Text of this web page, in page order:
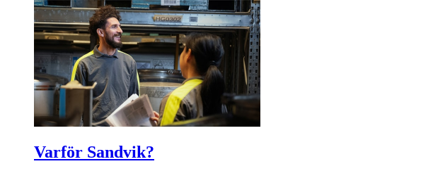
Varför Sandvik?